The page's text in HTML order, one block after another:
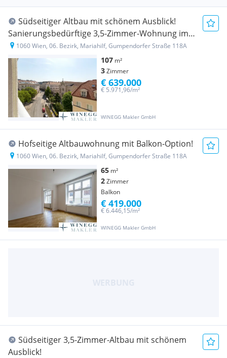
Südseitiger Altbau mit schönem Ausblick!
Sanierungsbedürftige 3,5-Zimmer-Wohnung im
3. Stock
1060 Wien, 06. Bezirk, Mariahilf, Gumpendorfer Straße 118A
107 m²
3Zimmer
WINEGG Makler GmbH
€ 5.971,96/m²
€ 639.000
Hofseitige Altbauwohnung mit Balkon-Option!
1060 Wien, 06. Bezirk, Mariahilf, Gumpendorfer Straße 118A
65 m²
2Zimmer
Balkon
WINEGG Makler GmbH
€ 6.446,15/m²
€ 419.000
Südseitiger 3,5-Zimmer-Altbau mit schönem
Ausblick!